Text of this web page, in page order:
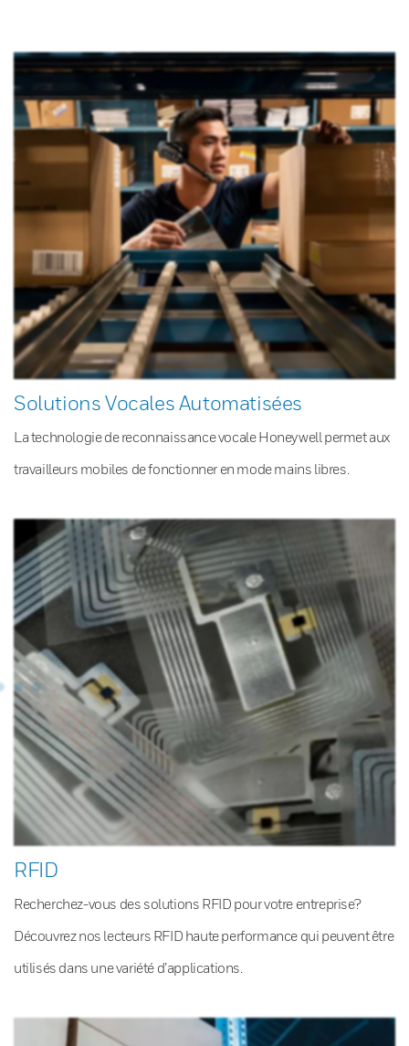
Solutions Vocales Automatisées
La technologie de reconnaissance vocale Honeywell permet aux
travailleurs mobiles de fonctionner en mode mains libres.
RFID
Recherchez-vous des solutions RFID pour votre entreprise?
Découvrez nos lecteurs RFID haute performance qui peuvent être
utilisés dans une variété d’applications.